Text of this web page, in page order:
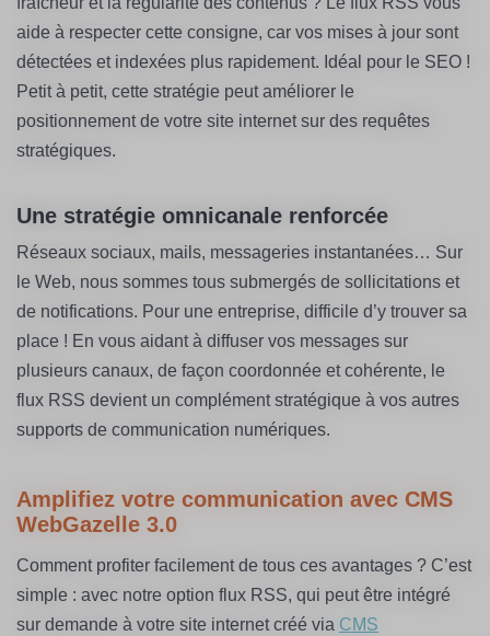
aide à respecter cette consigne, car vos mises à jour sont
détectées et indexées plus rapidement. Idéal pour le SEO !
Petit à petit, cette stratégie peut améliorer le
positionnement de votre site internet sur des requêtes
stratégiques.
Une stratégie omnicanale renforcée
Réseaux sociaux, mails, messageries instantanées… Sur
le Web, nous sommes tous submergés de sollicitations et
de notifications. Pour une entreprise, difficile d’y trouver sa
place ! En vous aidant à diffuser vos messages sur
plusieurs canaux, de façon coordonnée et cohérente, le
flux RSS devient un complément stratégique à vos autres
supports de communication numériques.
Amplifiez votre communication avec CMS
WebGazelle 3.0
Comment profiter facilement de tous ces avantages ? C’est
simple : avec notre option flux RSS, qui peut être intégré
sur demande à votre site internet créé via CMS